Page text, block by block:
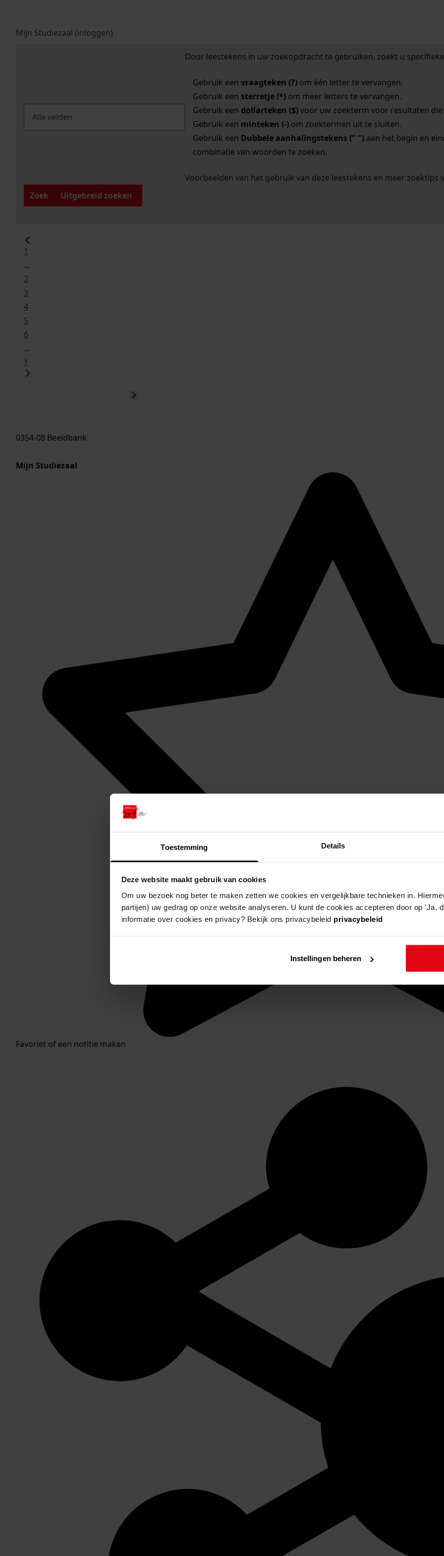
Toestemming Details
Deze website maakt gebruik van cookies
Om uw bezoek nog beter te maken zetten we cookies en vergelijkbare technieken in.
partijen) uw gedrag op onze website analyseren. U kunt de cookies accepteren door op 'Ja,
informatie over cookies en privacy? Bekijk ons privacybeleid privacybeleid
Instellingen beheren
Mijn Studiezaal (inloggen)
Door leestekens in uw zoekopdracht te gebruiken, zoekt u
Gebruik een vraagteken (?)om één letter te vervangen.
Gebruik een sterretje (*)om meer letters te vervangen.
Gebruik een dollarteken ($)voor uw zoekterm voor resultaten die
Gebruik een minteken (-)om zoektermen uit te sluiten.
Gebruik een Dubbele aanhalingstekens (" ")aan het begin en
combinatie van woorden te zoeken.
Voorbeelden van het gebruik van deze leestekens en meer zoektips
Zoek
Uitgebreid zoeken
1
...
2
3
4
5
6
...
1
0354-08 Beeldbank
Mijn Studiezaal
Favoriet of een notitie maken